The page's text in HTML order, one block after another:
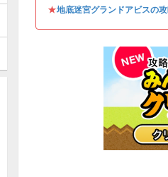
★地底迷宮グランドアビスの